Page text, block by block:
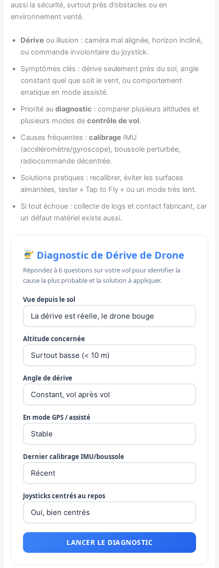
aussi la sécurité, surtout près d’obstacles ou en
environnement venté.
Dérive ou illusion : caméra mal alignée, horizon incliné,
ou commande involontaire du joystick.
Symptômes clés : dérive seulement près du sol, angle
constant quel que soit le vent, ou comportement
erratique en mode assisté.
Priorité audiagnostic : comparer plusieurs altitudes et
plusieurs modes decontrôle de vol.
Causes fréquentes :calibrage IMU
(accéléromètre/gyroscope), boussole perturbée,
radiocommande décentrée.
Solutions pratiques : recalibrer, éviter les surfaces
aimantées, tester « Tap to Fly » ou un mode très lent.
Si tout échoue : collecte de logs et contact fabricant, car
un défaut matériel existe aussi.
Diagnostic de Dérive de Drone
Répondez à 6 questions sur votre vol pour identifier la
cause la plus probable et la solution à appliquer.
Vue depuis le sol
Altitude concernée
Angle de dérive
En mode GPS / assisté
Dernier calibrage IMU/boussole
Joysticks centrés au repos
LANCER LE DIAGNOSTIC